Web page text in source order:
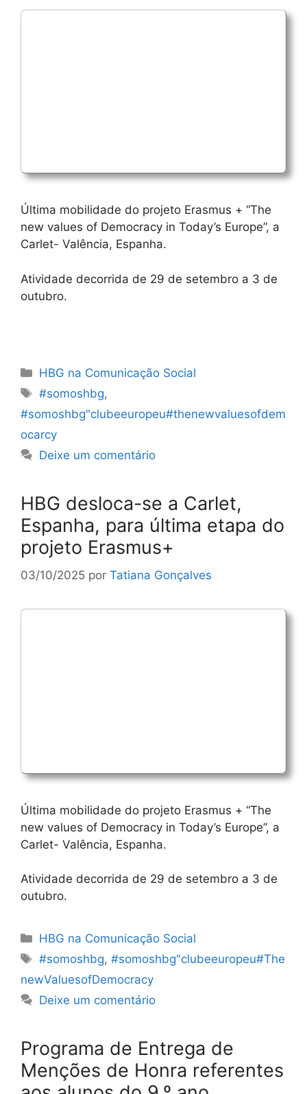
Última mobilidade do projeto Erasmus + “The
new values of Democracy in Today’s Europe”, a
Carlet- Valência, Espanha.
Atividade decorrida de 29 de setembro a 3 de
outubro.
Categorias
HBG na Comunicação Social
Etiquetas
#somoshbg,
#somoshbg"clubeeuropeu#thenewvaluesofdem
ocarcy
Deixe um comentário
HBG desloca-se a Carlet,
Espanha, para última etapa do
projeto Erasmus+
03/10/2025 por Tatiana Gonçalves
Última mobilidade do projeto Erasmus + “The
new values of Democracy in Today’s Europe”, a
Carlet- Valência, Espanha.
Atividade decorrida de 29 de setembro a 3 de
outubro.
Categorias
HBG na Comunicação Social
Etiquetas
#somoshbg,#somoshbg"clubeeuropeu#The
newValuesofDemocracy
Deixe um comentário
Programa de Entrega de
Menções de Honra referentes